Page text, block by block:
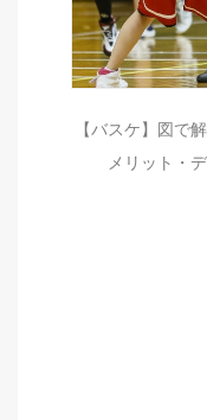
【バスケ】図で
メリット・